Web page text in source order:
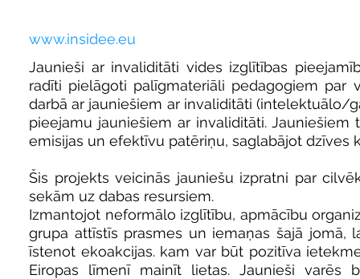
www.insidee.eu
Jaunieši ar invaliditāti vides izglītības
radīti pielāgoti palīgmateriāli pedagogiem par
darbā ar jauniešiem ar invaliditāti (intelektuālo/
pieejamu jauniešiem ar invaliditāti.
emisijas un efektīvu patēriņu, saglabājot dzīves
Šis projekts veicinās jauniešu izpratni par
sekām uz dabas resursiem.
Izmantojot neformālo izglītību, apmācību
grupa attīstīs prasmes un iemaņas šajā jomā,
īstenot ekoakcijas. kam var būt pozitīva
Eiropas līmenī mainīt lietas. Jaunieši varēs